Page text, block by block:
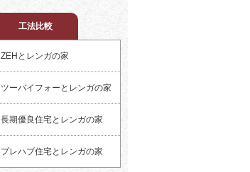
工法比較
ZEHとレンガの家
ツーバイフォーとレンガの家
長期優良住宅とレンガの家
プレハブ住宅とレンガの家